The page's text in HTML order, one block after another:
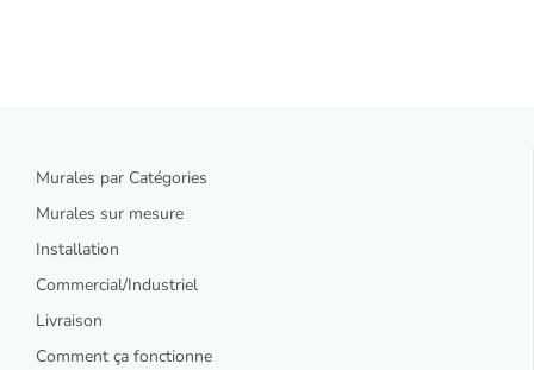
Murales par Catégories
Murales sur mesure
Installation
Commercial/Industriel
Livraison
Comment ça fonctionne